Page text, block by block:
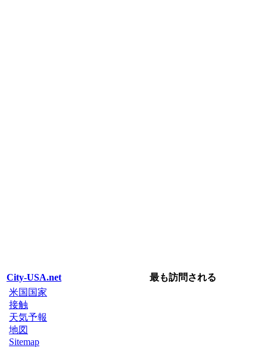
City-USA.net
最も訪問される
米国国家
接触
天気予報
地図
Sitemap